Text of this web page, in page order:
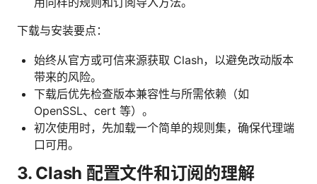
下载与安装要点：
始终从官方或可信来源获取 Clash，以避免改动版本
带来的风险。
下载后优先检查版本兼容性与所需依赖（如
OpenSSL、cert 等）。
初次使用时，先加载一个简单的规则集，确保代理端
口可用。
3. Clash 配置文件和订阅的理解